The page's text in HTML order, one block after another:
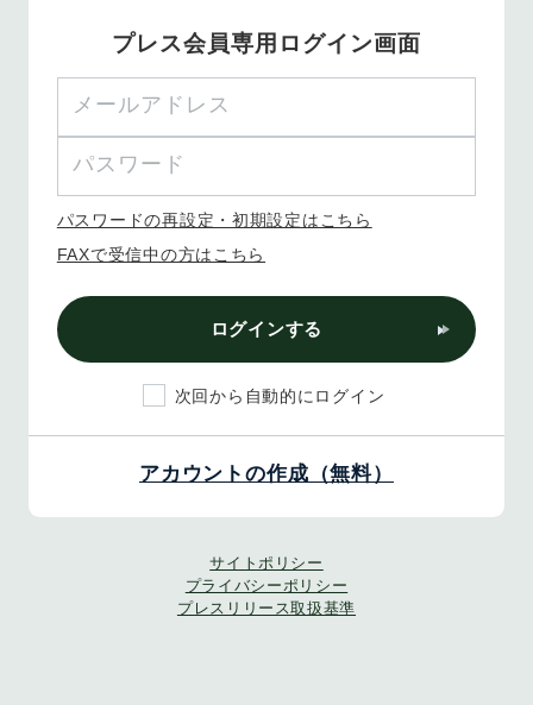
プレス会員専用ログイン画面
パスワードの再設定・初期設定はこちら
FAXで受信中の方はこちら
ログインする
次回から自動的にログイン
アカウントの作成（無料）
サイトポリシー
プライバシーポリシー
プレスリリース取扱基準